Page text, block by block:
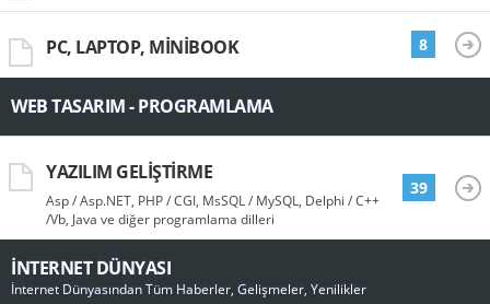
PC, LAPTOP, MINIBOOK 8
WEB TASARIM - PROGRAMLAMA
YAZILIM GELIŞTIRME
Asp / Asp.NET, PHP / CGI, MsSQL / MySQL, Delphi / C++
/Vb, Java ve diğer programlama dilleri
39
İNTERNET DÜNYASI
İnternet Dünyasından Tüm Haberler, Gelişmeler, Yenilikler